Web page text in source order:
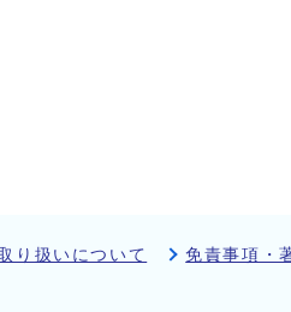
り扱いについて 免責事項・